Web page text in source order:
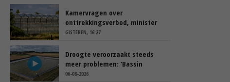
Kamervragen over
onttrekkingsverbod, minister
spreekt van ‘ondernemersrisico’
GISTEREN, 16:27
Droogte veroorzaakt steeds
meer problemen: ‘Bassin
afgelopen week al leeg’
06-08-2026